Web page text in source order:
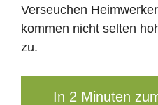
Verseuchen
kommen nicht selten
zu.
In 2 Minuten